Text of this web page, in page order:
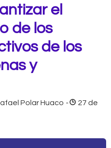
el
de los
de los
y
Polar Huaco -
27 de